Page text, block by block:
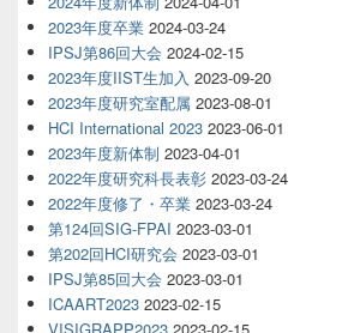
2023年度卒業 2024-03-24
IPSJ第86回大会 2024-02-15
2023年度IIST生加入 2023-09-20
2023年度研究室配属 2023-08-01
HCI International 2023 2023-06-01
2023年度新体制 2023-04-01
2022年度研究科長表彰 2023-03-24
2022年度修了・卒業 2023-03-24
第124回SIG-FPAI 2023-03-01
第202回HCI研究会 2023-03-01
IPSJ第85回大会 2023-03-01
ICAART2023 2023-02-15